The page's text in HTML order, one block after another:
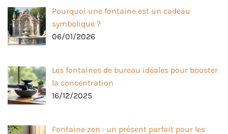
Pourquoi une fontaine est un cadeau
symbolique ?
06/01/2026
Les fontaines de bureau idéales pour booster
la concentration
16/12/2025
Fontaine zen : un présent parfait pour les